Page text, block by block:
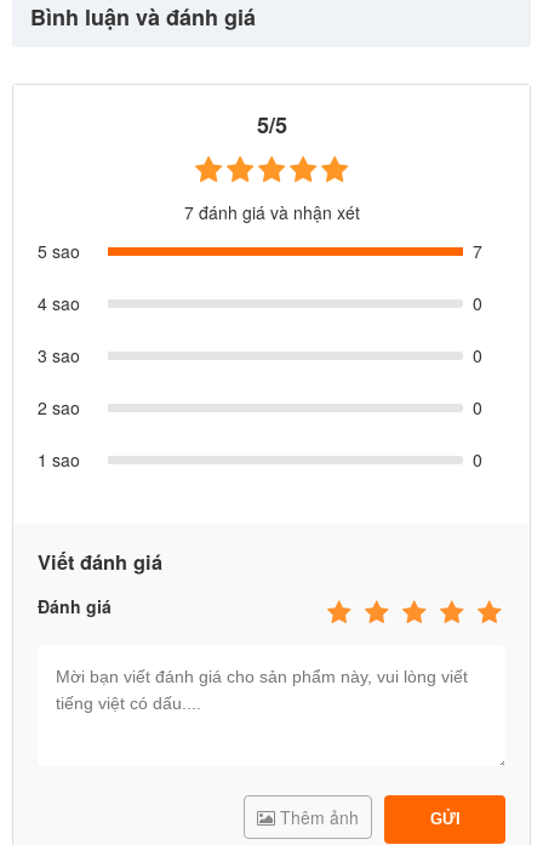
Bình luận và đánh giá
5/5
7 đánh giá và nhận xét
5 sao
7
4 sao 0
3 sao 0
2 sao 0
1 sao 0
Viết đánh giá
Đánh giá
GỬI
Thêm ảnh